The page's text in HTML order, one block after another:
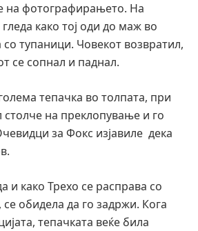
на фотографирањето. На
како тој оди до маж во
со тупаници. Човекот возвратил,
се сопнал и паднал.
тепачка во толпата, при
на преклопување и го
за Фокс изјавиле дека
и како Трехо се расправа со
обидела да го задржи. Кога
тепачката веќе била